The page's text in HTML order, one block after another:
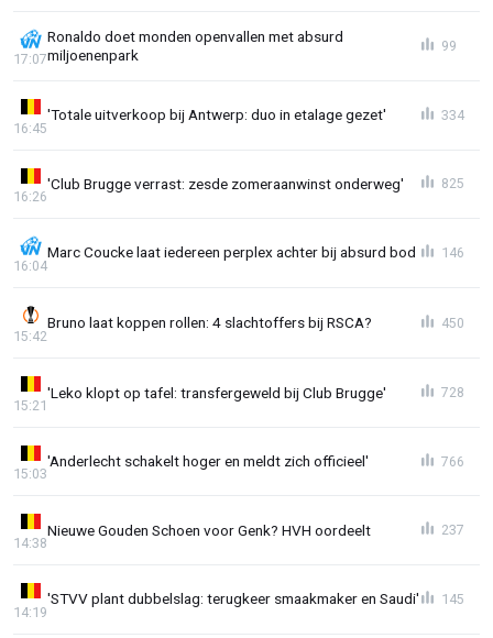
Ronaldo doet monden openvallen met absurd
miljoenenpark
17:07
99
'Totale uitverkoop bij Antwerp: duo in etalage gezet'
16:45
334
'Club Brugge verrast: zesde zomeraanwinst onderweg'
16:26
825
Marc Coucke laat iedereen perplex achter bij absurd bod
16:04
146
Bruno laat koppen rollen: 4 slachtoffers bij RSCA?
15:42
450
'Leko klopt op tafel: transfergeweld bij Club Brugge'
15:21
728
'Anderlecht schakelt hoger en meldt zich officieel'
15:03
766
Nieuwe Gouden Schoen voor Genk? HVH oordeelt
14:38
237
'STVV plant dubbelslag: terugkeer smaakmaker en Saudi'
14:19
145